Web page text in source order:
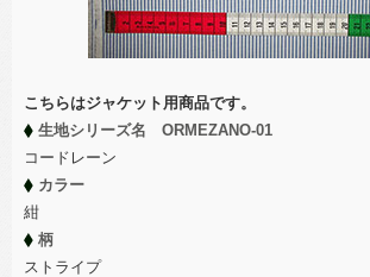
こちらはジャケット用商品です。
生地シリーズ名 ORMEZANO-01
コードレーン
カラー
紺
柄
ストライプ